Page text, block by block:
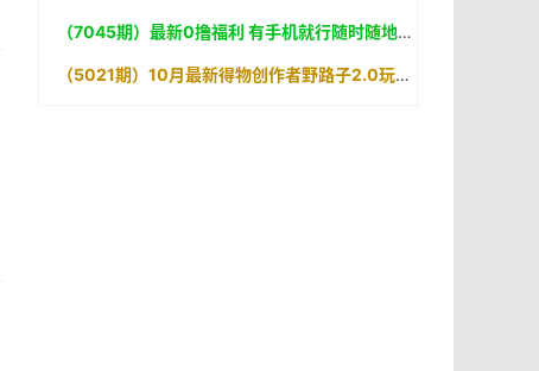
（7045期）最新0撸福利 有手机就行随时随地做 纯净无广告 边玩游戏边赚
（5021期）10月最新得物创作者野路子2.0玩法，新平台无脑搬运